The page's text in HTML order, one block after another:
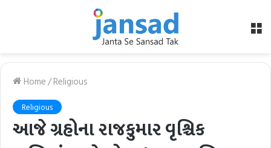
Home/Religious
Religious
આજે ગ્રહોના રાજકુમાર વૃશ્ચિક